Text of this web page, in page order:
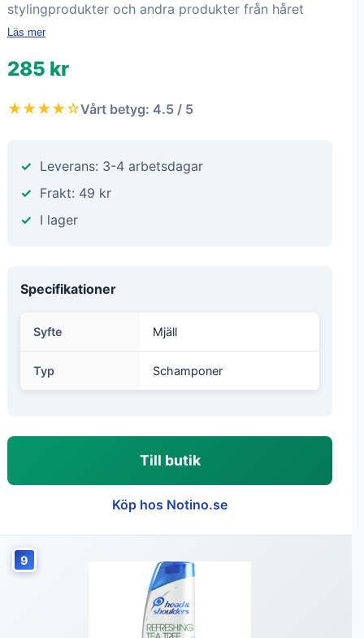
stylingprodukter och andra produkter från håret
Läs mer
285 kr
★★★★☆Vårt betyg: 4.5 / 5
Leverans: 3-4 arbetsdagar
Frakt: 49 kr
I lager
Specifikationer
Syfte Mjäll
Typ Schamponer
Till butik
Köp hos Notino.se
9